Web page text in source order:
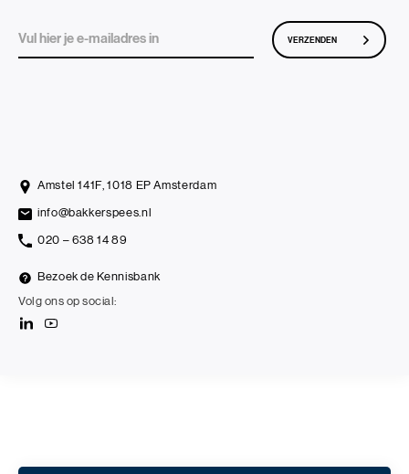
VERZENDEN
Amstel 141F, 1018 EP Amsterdam
info@bakkerspees.nl
020 – 638 14 89
Bezoek de Kennisbank
Volg ons op social: